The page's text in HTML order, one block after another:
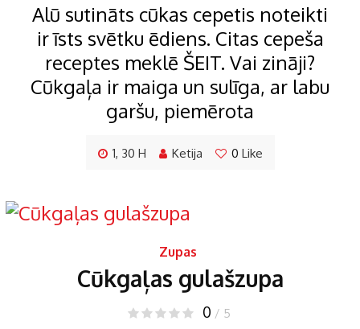
Alū sutināts cūkas cepetis noteikti
ir īsts svētku ēdiens. Citas cepeša
receptes meklē ŠEIT. Vai zināji?
Cūkgaļa ir maiga un sulīga, ar labu
garšu, piemērota
1, 30 H Ketija 0 Like
Zupas
Cūkgaļas gulašzupa
0 / 5